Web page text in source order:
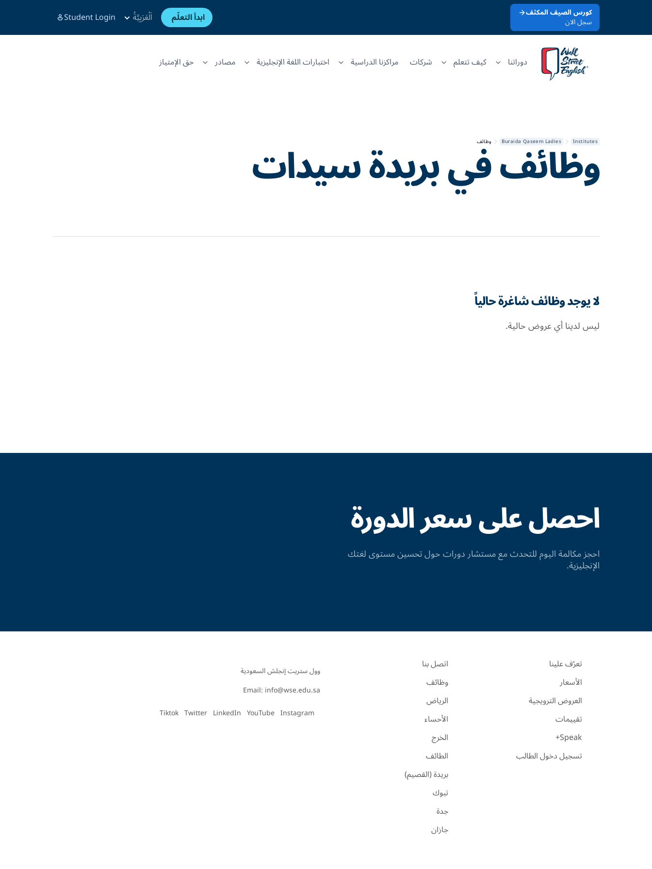
كورس الصيف المكثف
سجل الان ابدأ التعلّم اَلْعَرَبِيَّةُ Student Login
دوراتنا كيف تتعلم شركات مراكزنا الدراسية اختبارات اللغة الإنجليزية مصادر حق الإمتياز
Institutes
Buraida Qaseem Ladies وظائف
وظائف فيبريدة سيدات
لا يوجد وظائف شاغرة حالياً
ليس لدينا أي عروض حالية.
احصل على سعر الدورة
احجز مكالمة اليوم للتحدث مع مستشار دورات حول تحسين مستوى لغتك
الإنجليزية.
تعرّف علينا
الأسعار
العروض الترويجية
تقييمات
Speak+
تسجيل دخول الطالب
اتصل بنا
وظائف
الرياض
الأحساء
الخرج
الطائف
بريدة (القصيم)
تبوك
جدة
جازان
Email: info@wse.edu.sa
Instagram
YouTube
LinkedIn
Twitter
Tiktok